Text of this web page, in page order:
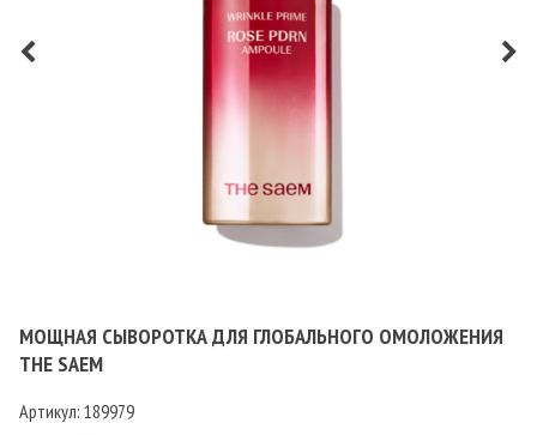
МОЩНАЯ СЫВОРОТКА ДЛЯ ГЛОБАЛЬНОГО ОМОЛОЖЕНИЯ
THE SAEM
Артикул: 189979